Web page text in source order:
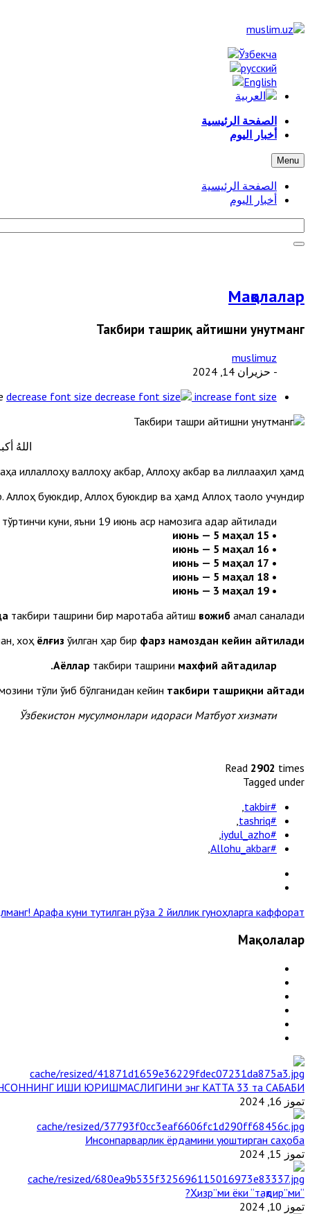
الصفحة الرئيسية
أخبار اليوم
Menu
الصفحة الرئيسية
أخبار اليوم
Мақолалар
Такбири ташриқ айтишни унутманг
muslimuz
- حزيران 14, 2024
decrease font size increase font size
اللهُ
иллаллоҳу валлоҳу акбар, Аллоҳу акбар ва лиллааҳил ҳамд.
буюкдир, Аллоҳ буюкдир ва ҳамд Аллоҳ таоло учундир.
куни, яъни 19 июнь аср намозига қадар айтилади:
• 15 июнь — 5 маҳал
• 16 июнь — 5 маҳал
• 17 июнь — 5 маҳал
• 18 июнь — 5 маҳал
• 19 июнь — 3 маҳал
такбири ташриқни бир маротаба айтиш вожиб амал саналади.
хоҳ ёлғиз ўқилган ҳар бир фарз намоздан кейин айтилади.
Аёллар такбири ташриқни махфий айтадилар.
тўлиқ ўқиб бўлганидан кейин такбири ташриқни айтади.
Ўзбекистон мусулмонлари идораси Матбуот хизмати
Read 2902 times
Tagged under
#takbir
#tashriq
#iydul_azho
#Allohu_akbar
Арафа куни тутилган рўза 2 йиллик гуноҳларга каффорат »
Мақолалар
ИШИ ЮРИШМАСЛИГИНИ энг КАТТА 33 та САБАБИ
تموز 16, 2024
Инсонпарварлик ёрдамини уюштирган саҳоба
تموز 15, 2024
“Ҳизр”ми ёки “тақдир”ми?
تموز 10, 2024